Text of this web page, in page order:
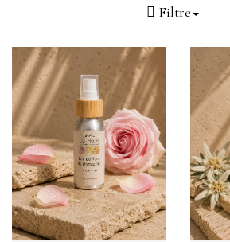
Filtre